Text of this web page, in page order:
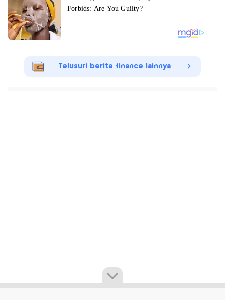
Telusuri berita finance lainnya